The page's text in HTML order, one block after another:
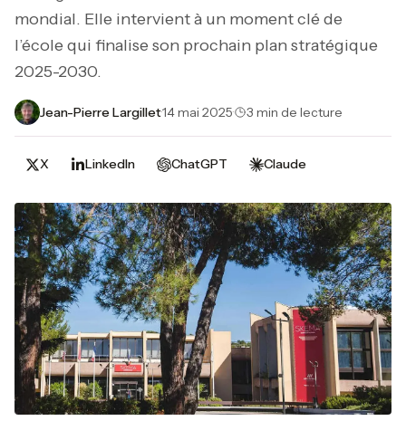
mondial. Elle intervient à un moment clé de
l’école qui finalise son prochain plan stratégique
2025-2030.
Jean-Pierre Largillet·14 mai 2025· 3 min de lecture
X LinkedIn ChatGPT Claude